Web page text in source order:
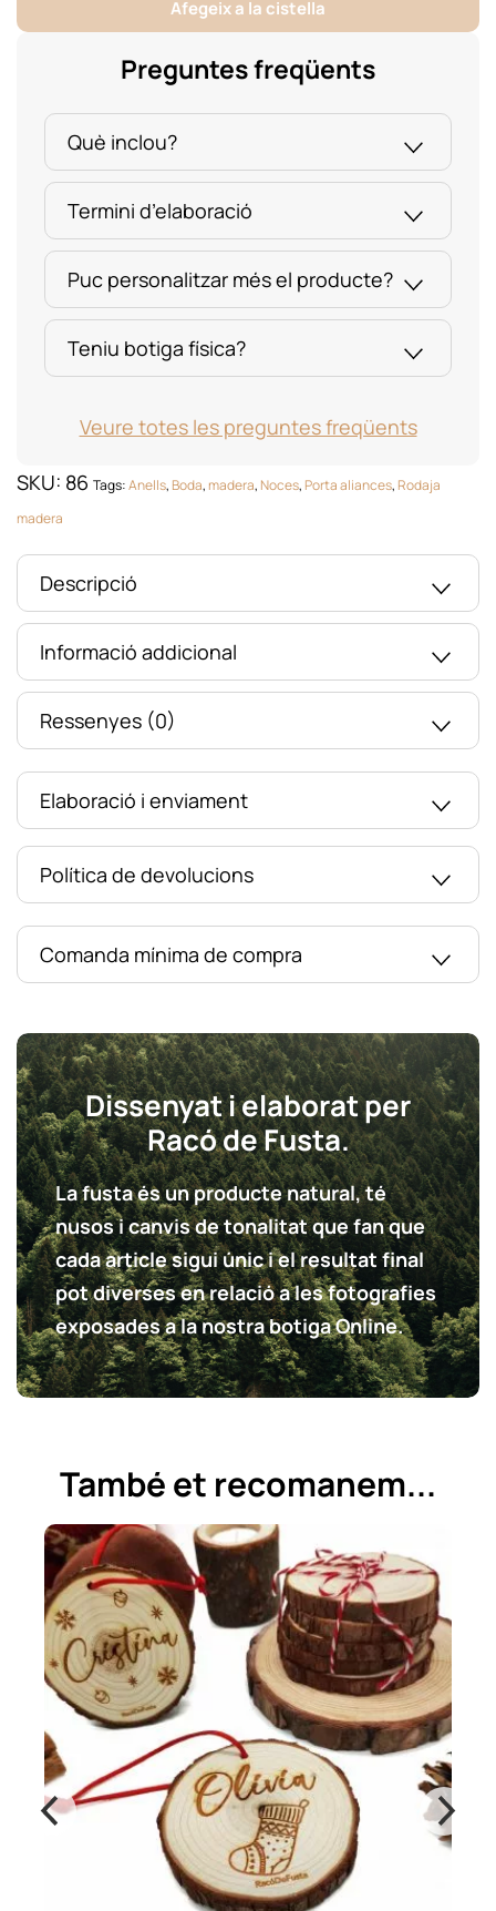
Fusta
Afegeix a la cistella
Preguntes freqüents
Què inclou?
Termini d’elaboració
Puc personalitzar més el producte?
Teniu botiga física?
Veure totes les preguntes freqüents
SKU: 86 Tags:Anells,Boda,madera,Noces,Porta aliances,Rodaja
madera
Descripció
Informació addicional
Ressenyes (0)
Elaboració i enviament
Política de devolucions
Comanda mínima de compra
Dissenyat i elaborat per
Racó de Fusta.
La fusta és un producte natural, té
nusos i canvis de tonalitat que fan que
cada article sigui únic i el resultat final
pot diverses en relació a les fotografies
exposades a la nostra botiga Online.
També et recomanem...